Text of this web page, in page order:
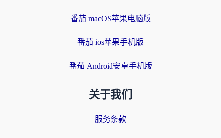
番茄 macOS苹果电脑版
番茄 ios苹果手机版
番茄 Android安卓手机版
关于我们
服务条款